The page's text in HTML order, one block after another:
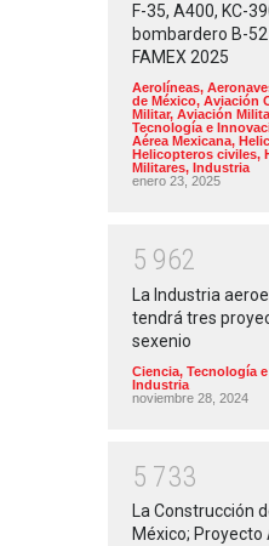
F-35, A400, KC-
bombardero B-
FAMEX 2025
Aerolíneas,
de México, Aviación
Militar, Aviación
Tecnología e
Aérea Mexicana,
Helicopteros civiles,
Militares, Industria
enero 23, 2025
5 962
La Industria
tendrá tres
sexenio
Ciencia, Tecnología
Industria
noviembre 28, 2024
5 733
La Construcción
México;